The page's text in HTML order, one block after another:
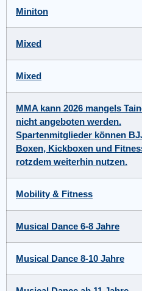
Miniton
Mixed
Mixed
MMA kann 2026 mangels
nicht angeboten werden.
Spartenmitglieder können
Boxen, Kickboxen und
rotzdem weiterhin nutzen.
Mobility & Fitness
Musical Dance 6-8 Jahre
Musical Dance 8-10 Jahre